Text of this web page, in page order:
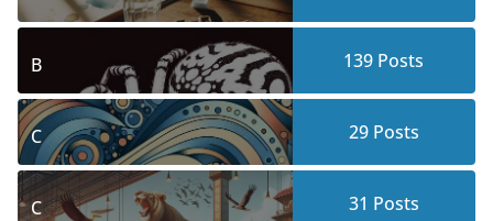
B 139 Posts
C 29Posts
C 31 Posts